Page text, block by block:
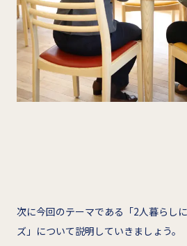
次に今回のテーマである「2人暮らし
ズ」について説明していきましょう。